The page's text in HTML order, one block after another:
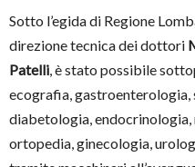
Sotto l’egida di Regione
direzione tecnica dei dottori
Patelli, è stato possibile
ecografia,
diabetologia,
ortopedia, ginecologia,